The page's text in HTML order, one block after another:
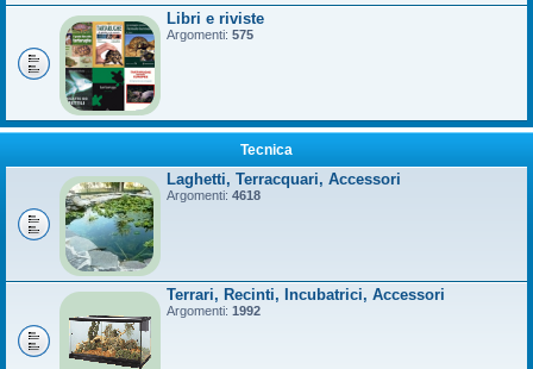
Libri e riviste
Argomenti: 575
Tecnica
Laghetti, Terracquari, Accessori
Argomenti: 4618
Terrari, Recinti, Incubatrici, Accessori
Argomenti: 1992